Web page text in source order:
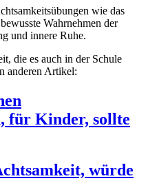
wie das
Wahrnehmen der
und innere Ruhe.
die es auch in der Schule
anderen Artikel:
für Kinder, sollte
würde